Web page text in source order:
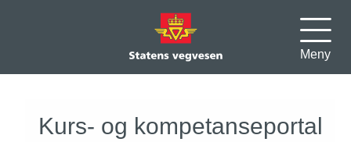
Meny
Kurs- og kompetanseportal